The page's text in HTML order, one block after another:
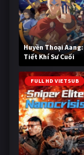
Huyền Thoại Aang:
Tiết Khí Sư Cuối
Cùng
FULL HD VIETSUB